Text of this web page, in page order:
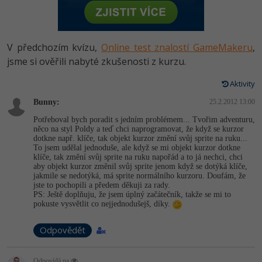
HTML5, CSS3, Bootstrap, SEO
SQL a databáze
UML a návrhové vzory
React
Spring
ASP.NET MVC
Best practices
JavaScript
HTML / CSS
UML a návrhové vzory
MySQL/MariaDB
MS-SQL
Vývojář mobilních aplikací
C# Game developer
Tester
Systémový administrátor
Grafik / UX/UI návrhář
3D grafik
Projektový manažer
Databázový analytik
Python -80%
-80%
PHP -80%
Swift -80%
Kotlin -80%
C -80%
VB.NET
SQL
Návrh SW
V předchozím kvízu, Online test znalostí GameMakeru,
jsme si ověřili nabyté zkušenosti z kurzu.
Aktivity
Bunny: 25.2.2012 13:00
Potřeboval bych poradit s jedním problémem... Tvořim adventuru,
něco na styl Poldy a teď chci naprogramovat, že když se kurzor
dotkne např. klíče, tak objekt kurzor změní svůj sprite na ruku...
To jsem udělal jednoduše, ale když se mi objekt kurzor dotkne
klíče, tak změní svůj sprite na ruku napořád a to já nechci, chci
aby objekt kurzor změnil svůj sprite jenom když se dotýká klíče,
jakmile se nedotýká, má sprite normálního kurzoru. Doufám, že
jste to pochopili a předem děkuji za rady.
PS: Ještě doplňuju, že jsem úplný začátečník, takže se mi to
pokuste vysvětlit co nejjednodušejš, díky.
Odpovědět